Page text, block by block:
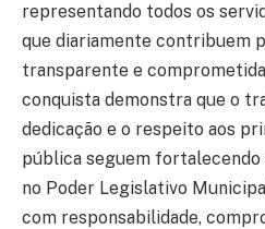
representando todos os
que diariamente contribuem
transparente e
conquista demonstra que o
dedicação e o respeito aos
pública seguem fortalecendo
no Poder Legislativo
com responsabilidade,